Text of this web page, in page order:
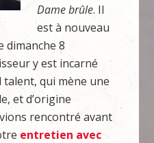
Dame brûle. Il
est à nouveau
dimanche 8
y est incarné
qui mène une
et d’origine
rencontré avant
entretien avec